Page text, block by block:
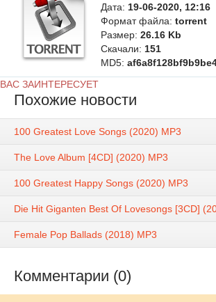
Дата: 19-06-2020, 12:16
Формат файла: torrent
Размер: 26.16 Kb
Скачали: 151
MD5:
ВАС ЗАИНТЕРЕСУЕТ
Похожие новости
100 Greatest Love Songs (2020) MP3
The Love Album [4CD] (2020) MP3
100 Greatest Happy Songs (2020) MP3
Die Hit Giganten Best Of Lovesongs [3CD]
Female Pop Ballads (2018) MP3
Комментарии (0)